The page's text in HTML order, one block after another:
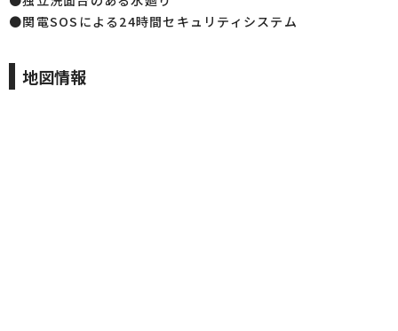
●関電SOSによる24時間セキュリティシステム
地図情報